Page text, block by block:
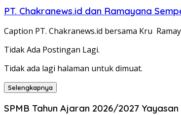
PT. Chakranews.id dan Ramayana
Caption PT. Chakranews.id bersama Kru
Tidak Ada Postingan Lagi.
Tidak ada lagi halaman untuk dimuat.
Selengkapnya
SPMB Tahun Ajaran 2026/2027